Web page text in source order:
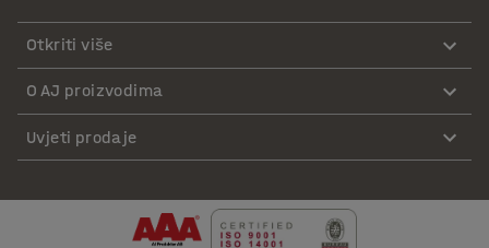
Otkriti više
O AJ proizvodima
Uvjeti prodaje